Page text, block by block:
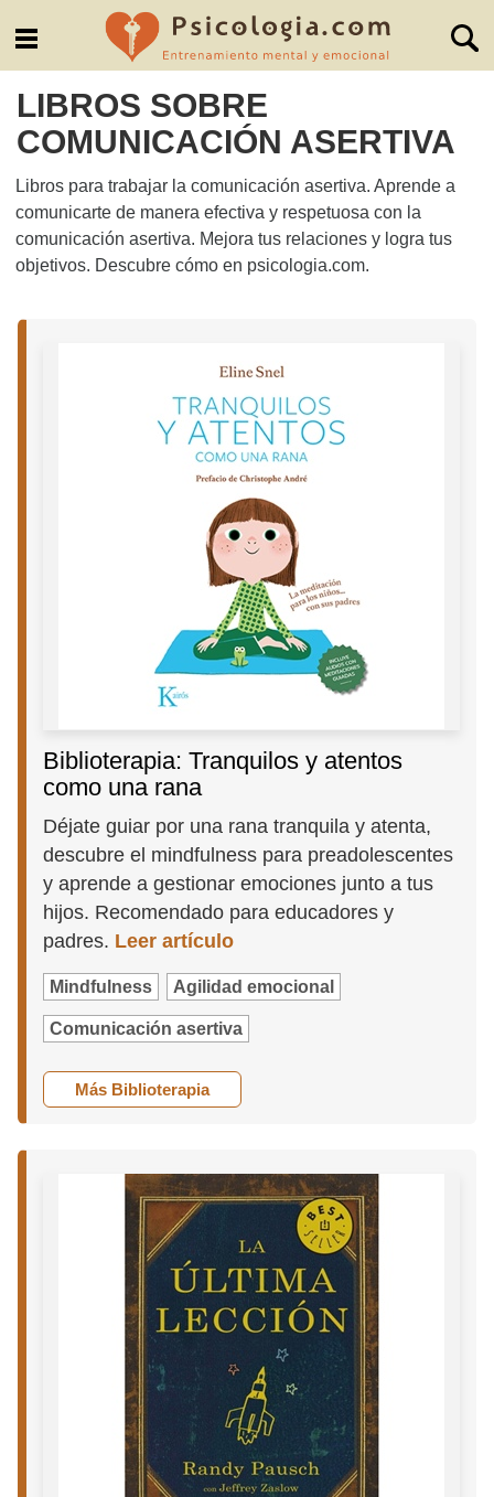
LIBROS SOBRE
COMUNICACIÓN ASERTIVA
Libros para trabajar la comunicación asertiva. Aprende a
comunicarte de manera efectiva y respetuosa con la
comunicación asertiva. Mejora tus relaciones y logra tus
objetivos. Descubre cómo en psicologia.com.
Biblioterapia: Tranquilos y atentos
como una rana
Déjate guiar por una rana tranquila y atenta,
descubre el mindfulness para preadolescentes
y aprende a gestionar emociones junto a tus
hijos. Recomendado para educadores y
padres. Leer artículo
Mindfulness Agilidad emocional
Comunicación asertiva
Más Biblioterapia